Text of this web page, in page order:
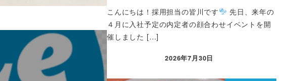
こんにちは！採用担当の皆川です
先日、来年の
４月に入社予定の内定者の顔合わせイベントを開
催しました […]
2026年7月30日